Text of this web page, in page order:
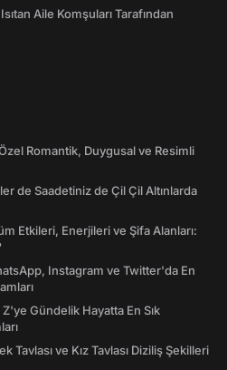
Aile Komşuları Tarafından
Romantik, Duygusal ve Resimli
de Saadetiniz de Çil Çil Altınlarda
Etkileri, Enerjileri ve Şifa Alanları:
Instagram ve Twitter'da En
Gündelik Hayatta En Sık
Tavlası ve Kız Tavlası Diziliş Şekilleri